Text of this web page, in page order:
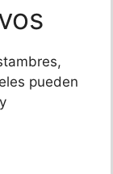
pueden